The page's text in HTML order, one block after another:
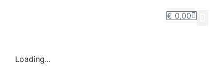
€ 0,00
Loading...